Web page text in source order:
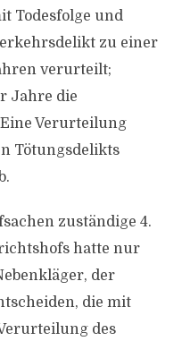
Todesfolge und
zu einer
verurteilt;
Jahre die
Verurteilung
Tötungsdelikts
zuständige 4.
hatte nur
der
die mit
des